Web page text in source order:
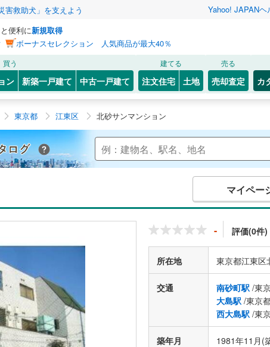
害救助犬」を支えよう Yahoo! JAPANヘ
便利に新規取得
ボーナスセレクション 人気商品が最大40％
買う
ン 新築一戸建て 中古一戸建て
建てる
注文住宅 土地
売る
売却査定 カ
東京都 江東区 北砂サンマンション
Yahoo!不動産 マンションカタログ
マイペー
- 評価(0件)
所在地 東京都江東区
交通 南砂町駅 /東
大島駅 /東京
西大島駅 /東
築年月 1981年11月(